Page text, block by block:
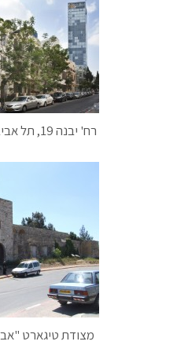
רח' יבנה 19, תל אביב-יפו – בית טברסקי
מצודת טיגארט